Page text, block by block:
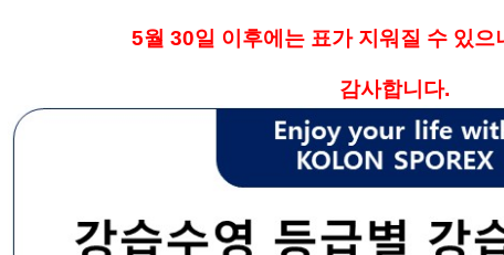
5월 30일 이후에는 표가 지워질 수 있으
감사합니다.